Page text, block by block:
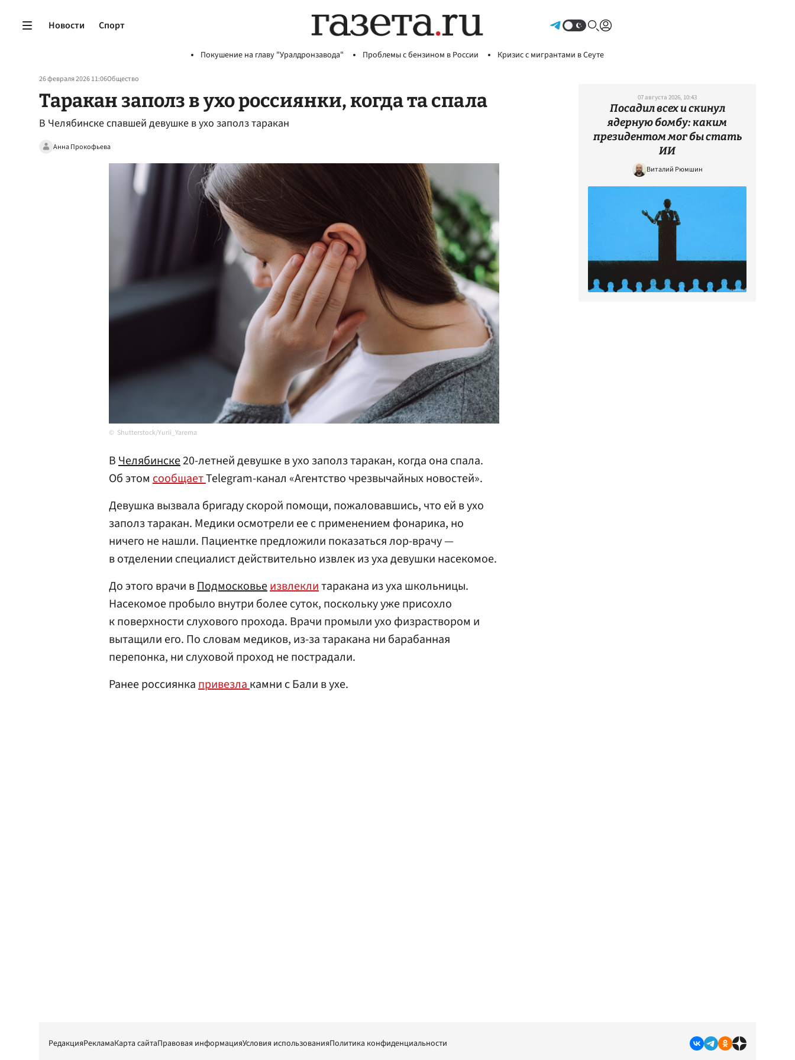
Новости Спорт
Покушение на главу "Уралдронзавода" Проблемы с бензином в России Кризис с мигрантами в Сеуте
26 февраля 2026 11:06Общество
Таракан заполз в ухо россиянки, когда та спала
В Челябинске спавшей девушке в ухо заполз таракан
Анна Прокофьева
Shutterstock/Yurii_Yarema
ВЧелябинске20-летней девушке в ухо заполз таракан, когда она спала.
Об этом сообщаетTelegram-канал «Агентство чрезвычайных новостей».
Девушка вызвала бригаду скорой помощи, пожаловавшись, что ей в ухо
заполз таракан. Медики осмотрели ее с применением фонарика, но
ничего не нашли. Пациентке предложили показаться лор-врачу —
в отделении специалист действительно извлек из уха девушки насекомое.
До этого врачи вПодмосковьеизвлеклитаракана из уха школьницы.
Насекомое пробыло внутри более суток, поскольку уже присохло
к поверхности слухового прохода. Врачи промыли ухо физраствором и
вытащили его. По словам медиков, из-за таракана ни барабанная
перепонка, ни слуховой проход не пострадали.
Ранее россиянкапривезлакамни с Бали в ухе.
07 августа 2026, 10:43
Посадил всех и скинул
ядерную бомбу: каким
президентом мог бы стать
ИИ
Виталий Рюмшин
РедакцияРекламаКарта сайтаПравовая информацияУсловия использованияПолитика конфиденциальности